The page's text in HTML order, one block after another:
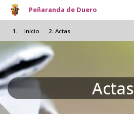
Pasar al
Peñaranda de Duero
Inicio Actas
Actas